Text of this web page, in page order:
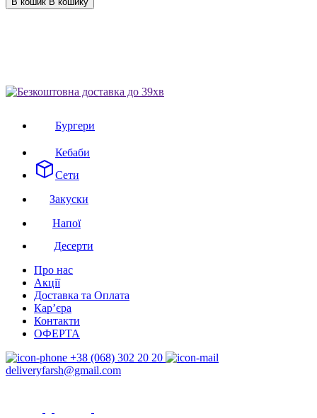
Бургери
Кебаби
Сети
Закуски
Напої
Десерти
Про нас
Акції
Доставка та Оплата
Кар’єра
Контакти
ОФЕРТА
+38 (068) 302 20 20
deliveryfarsh@gmail.com